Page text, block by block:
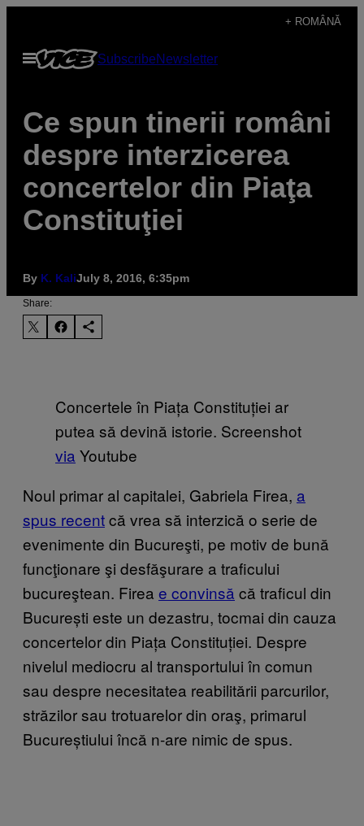
content
+ ROMÂNĂ
Open
Menu
SubscribeNewsletter
Ce spun tinerii români
despre interzicerea
concertelor din Piaţa
Constituţiei
By K. KaliJuly 8, 2016, 6:35pm
Share:
Concertele în Piața Constituției ar
putea să devină istorie. Screenshot
via Youtube
Noul primar al capitalei, Gabriela Firea, a
spus recentcă vrea să interzică o serie de
evenimente din Bucureşti, pe motiv de bună
funcţionare şi desfăşurare a traficului
bucureştean. Firea e convinsă că traficul din
București este un dezastru, tocmai din cauza
concertelor din Piața Constituției. Despre
nivelul mediocru al transportului în comun
sau despre necesitatea reabilitării parcurilor,
străzilor sau trotuarelor din oraş, primarul
Bucureștiului încă n-are nimic de spus.